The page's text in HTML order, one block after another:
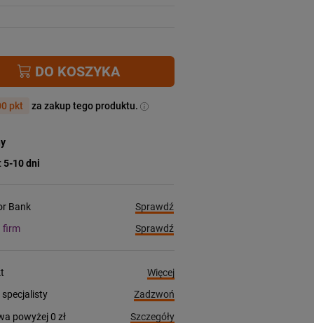
DO KOSZYKA
pkt za zakup tego produktu.
5-10 dni
Bank
Sprawdź
firm
Sprawdź
Więcej
Zadzwoń
powyżej 0 zł
Szczegóły